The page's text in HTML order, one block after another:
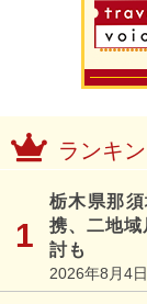
ランキ
栃木県那
携、二地
討も
2026年8月4日